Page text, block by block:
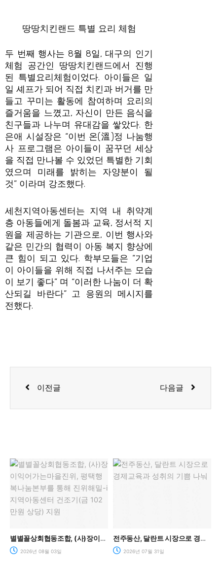
땅땅치킨랜드 특별 요리 체험
두 번째 행사는 8월 8일, 대구의 인기
체험 공간인 땅땅치킨랜드에서 진행
된 특별요리체험이었다. 아이들은 일
일 셰프가 되어 직접 치킨과 버거를 만
들고 꾸미는 활동에 참여하며 요리의
즐거움을 느꼈고, 자신이 만든 음식을
친구들과 나누며 유대감을 쌓았다. 한
은애 시설장은 “이번 온(溫)정 나눔행
사 프로그램은 아이들이 꿈꾸던 세상
을 직접 만나볼 수 있었던 특별한 기회
였으며 미래를 밝히는 자양분이 될
것” 이라며 강조했다.
세천지역아동센터는 지역 내 취약계
층 아동들에게 돌봄과 교육, 정서적 지
원을 제공하는 기관으로, 이번 행사와
같은 민간의 협력이 아동 복지 향상에
큰 힘이 되고 있다. 학부모들은 “기업
이 아이들을 위해 직접 나서주는 모습
이 보기 좋다” 며 “이러한 나눔이 더 확
산되길 바란다” 고 응원의 메시지를
전했다.
이전글 다음글
별별꼴상회협동조합, (사)장이익어가는마을진위, 평택행복나눔본부를 통해 진위해밀-i지역아동센터 건조기(금 102만원 상당) 지원
2026년 08월 03일
전주동산, 달란트 시장으로 경제교육과 성취의 기쁨 나눠
2026년 07월 31일